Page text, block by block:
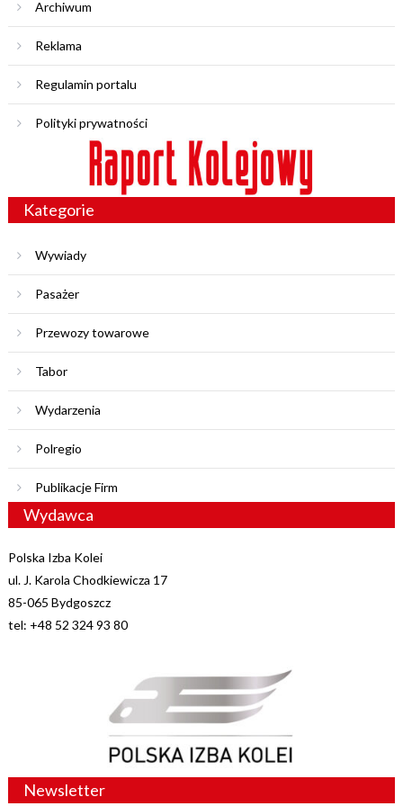
Archiwum
Reklama
Regulamin portalu
Polityki prywatności
Kategorie
Wywiady
Pasażer
Przewozy towarowe
Tabor
Wydarzenia
Polregio
Publikacje Firm
Wydawca
Polska Izba Kolei
ul. J. Karola Chodkiewicza 17
85-065 Bydgoszcz
tel: +48 52 324 93 80
Newsletter